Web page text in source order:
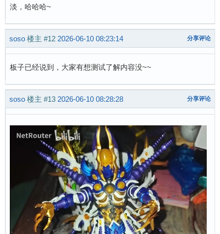
淡，哈哈哈~
soso 楼主 #12 2026-06-10 08:23:14 分享评论
板子已经说到，大家有想测试了解内容没~~
soso 楼主 #13 2026-06-10 08:28:28 分享评论